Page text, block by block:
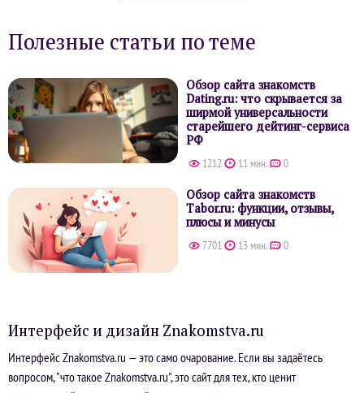
Полезные статьи по теме
Обзор сайта знакомств
Dating.ru: что скрывается за
ширмой универсальности
старейшего дейтинг-сервиса
РФ
1212 11 мин. 0
Обзор сайта знакомств
Tabor.ru: функции, отзывы,
плюсы и минусы
7701 13 мин. 0
Интерфейс и дизайн Znakomstva.ru
Интерфейс Znakomstva.ru — это само очарование. Если вы задаётесь
вопросом, "что такое Znakomstva.ru", это сайт для тех, кто ценит